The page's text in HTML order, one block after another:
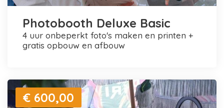
Photobooth Deluxe Basic
4 uur onbeperkt foto's maken en printen +
gratis opbouw en afbouw
€ 600,00